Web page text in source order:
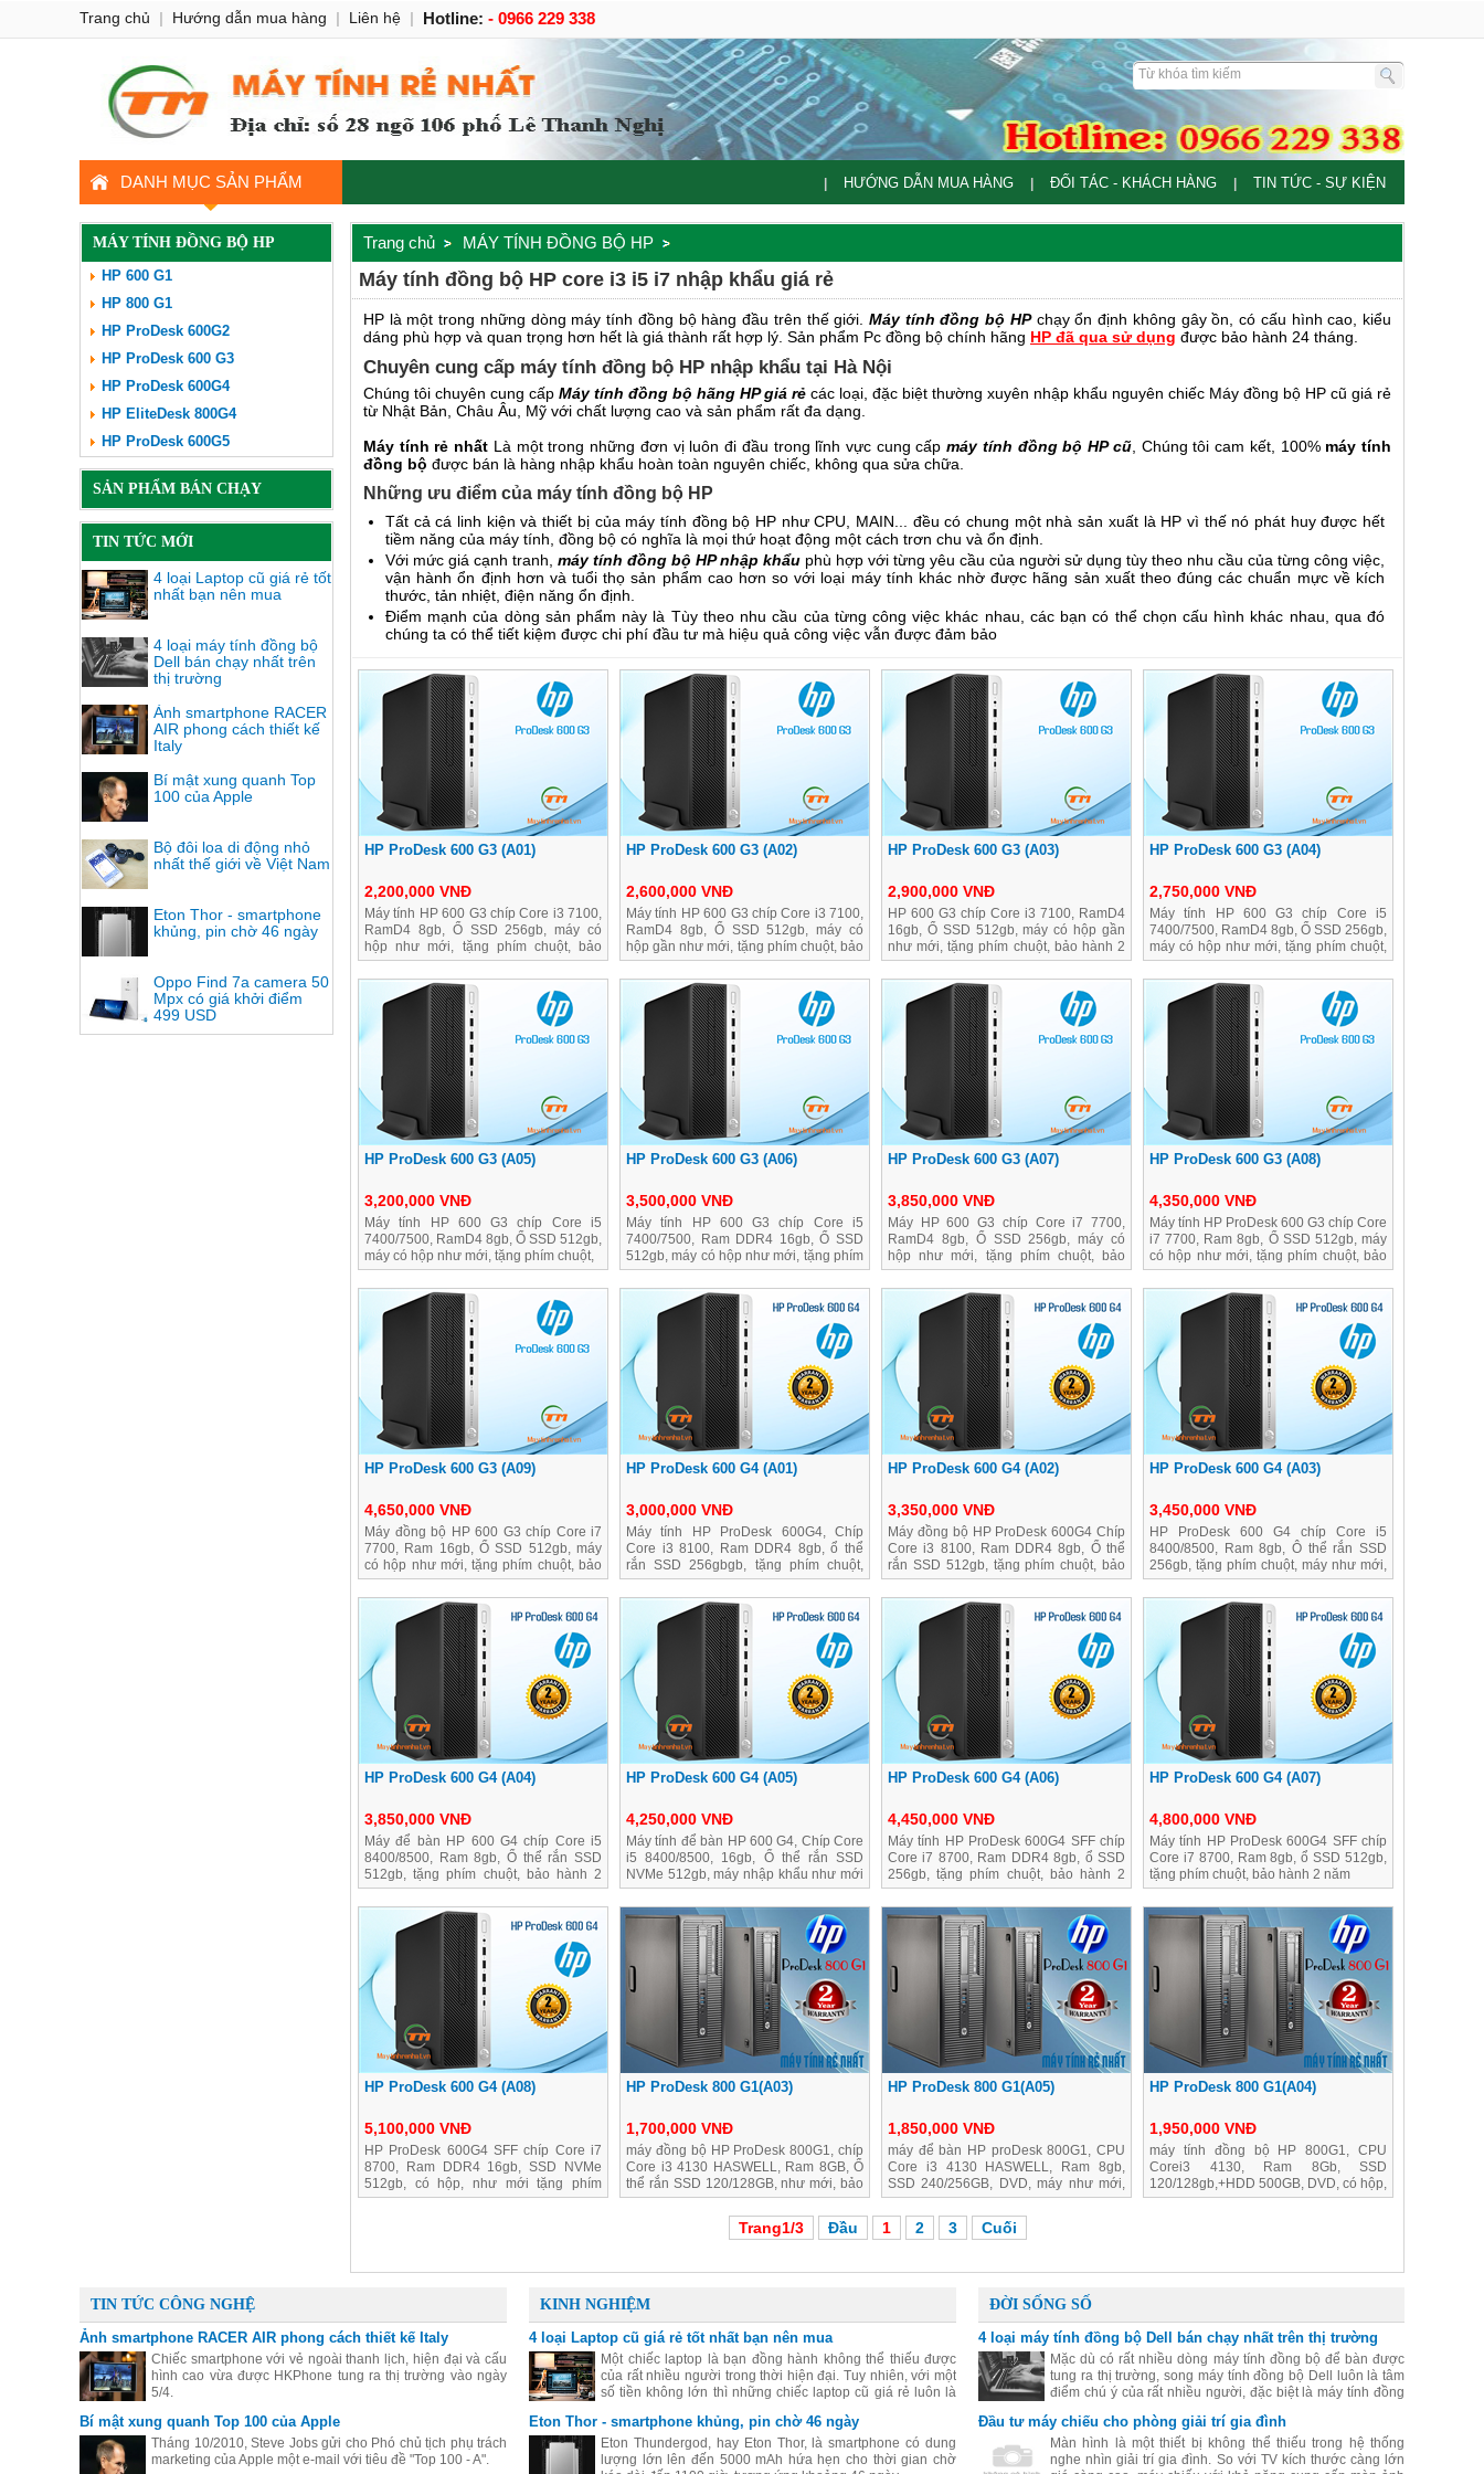
DANH MỤC SẢN PHẨM HƯỚNG DẪN MUA HÀNG ĐỐI TÁC - KHÁCH HÀNG TIN TỨC - SỰ KIỆN
MÁY TÍNH ĐỒNG BỘ HP
HP 600 G1
HP 800 G1
HP ProDesk 600G2
HP ProDesk 600 G3
HP ProDesk 600G4
HP EliteDesk 800G4
HP ProDesk 600G5
SẢN PHẨM BÁN CHẠY
TIN TỨC MỚI
4 loại Laptop cũ giá rẻ tốt
nhất bạn nên mua
4 loại máy tính đồng bộ
Dell bán chạy nhất trên
thị trường
Ảnh smartphone RACER
AIR phong cách thiết kế
Italy
Bí mật xung quanh Top
100 của Apple
Bộ đôi loa di động nhỏ
nhất thế giới về Việt Nam
Eton Thor - smartphone
khủng, pin chờ 46 ngày
Oppo Find 7a camera 50
Mpx có giá khởi điểm
499 USD
Trang chủ MÁY TÍNH ĐỒNG BỘ HP
Máy tính đồng bộ HP core i3 i5 i7 nhập khẩu giá rẻ
HP là một trong những dòng máy tính đồng bộ hàng đầu trên thế giới. Máy tính đồng bộ HPchạy ổn định không gây ồn, có cấu hình cao, kiểu
dáng phù hợp và quan trọng hơn hết là giá thành rất hợp lý. Sản phẩm Pc đồng bộ chính hãng HP đã qua sử dụng được bảo hành 24 tháng.
Chuyên cung cấp máy tính đồng bộ HP nhập khẩu tại Hà Nội
Chúng tôi chuyên cung cấp Máy tính đồng bộ hãng HP giá rẻ các loại, đặc biệt thường xuyên nhập khẩu nguyên chiếc Máy đồng bộ HP cũ giá rẻ
từ Nhật Bản, Châu Âu, Mỹ với chất lượng cao và sản phẩm rất đa dạng.
Máy tính rẻ nhất Là một trong những đơn vị luôn đi đầu trong lĩnh vực cung cấpmáy tính đồng bộ HP cũ, Chúng tôi cam kết, 100% máy tính
đồng bộ được bán là hàng nhập khẩu hoàn toàn nguyên chiếc, không qua sửa chữa.
Những ưu điểm của máy tính đồng bộ HP
Tất cả cá linh kiện và thiết bị của máy tính đồng bộ HP như CPU, MAIN... đều có chung một nhà sản xuất là HP vì thế nó phát huy được hết
tiềm năng của máy tính, đồng bộ có nghĩa là mọi thứ hoạt động một cách trơn chu và ổn định.
Với mức giá cạnh tranh, máy tính đồng bộ HP nhập khẩu phù hợp với từng yêu cầu của người sử dụng tùy theo nhu cầu của từng công việc,
vận hành ổn định hơn và tuổi thọ sản phẩm cao hơn so với loại máy tính khác nhờ được hãng sản xuất theo đúng các chuẩn mực về kích
thước, tản nhiệt, điện năng ổn định.
Điểm mạnh của dòng sản phẩm này là Tùy theo nhu cầu của từng công việc khác nhau, các bạn có thể chọn cấu hình khác nhau, qua đó
chúng ta có thể tiết kiệm được chi phí đầu tư mà hiệu quả công việc vẫn được đảm bảo
HP ProDesk 600 G3 (A01)
2,200,000 VNĐ
Máy tính HP 600 G3 chíp Core i3 7100,
RamD4 8gb, Ổ SSD 256gb, máy có
hộp như mới, tặng phím chuột, bảo
hành 2 năm
HP ProDesk 600 G3 (A02)
2,600,000 VNĐ
Máy tính HP 600 G3 chíp Core i3 7100,
RamD4 8gb, Ổ SSD 512gb, máy có
hộp gần như mới, tặng phím chuột, bảo
hành 2 năm
HP ProDesk 600 G3 (A03)
2,900,000 VNĐ
HP 600 G3 chíp Core i3 7100, RamD4
16gb, Ổ SSD 512gb, máy có hộp gần
như mới, tặng phím chuột, bảo hành 2
năm 1 đổi 1
HP ProDesk 600 G3 (A04)
2,750,000 VNĐ
Máy tính HP 600 G3 chíp Core i5
7400/7500, RamD4 8gb, Ổ SSD 256gb,
máy có hộp như mới, tặng phím chuột,
bảo hành
HP ProDesk 600 G3 (A05)
3,200,000 VNĐ
Máy tính HP 600 G3 chíp Core i5
7400/7500, RamD4 8gb, Ổ SSD 512gb,
máy có hộp như mới, tặng phím chuột,
HP ProDesk 600 G3 (A06)
3,500,000 VNĐ
Máy tính HP 600 G3 chíp Core i5
7400/7500, Ram DDR4 16gb, Ổ SSD
512gb, máy có hộp như mới, tặng phím
chuột,
HP ProDesk 600 G3 (A07)
3,850,000 VNĐ
Máy HP 600 G3 chíp Core i7 7700,
RamD4 8gb, Ổ SSD 256gb, máy có
hộp như mới, tặng phím chuột, bảo
hành dài
HP ProDesk 600 G3 (A08)
4,350,000 VNĐ
Máy tính HP ProDesk 600 G3 chíp Core
i7 7700, Ram 8gb, Ổ SSD 512gb, máy
có hộp như mới, tặng phím chuột, bảo
hành dài
HP ProDesk 600 G3 (A09)
4,650,000 VNĐ
Máy đồng bộ HP 600 G3 chíp Core i7
7700, Ram 16gb, Ổ SSD 512gb, máy
có hộp như mới, tặng phím chuột, bảo
hành dài
HP ProDesk 600 G4 (A01)
3,000,000 VNĐ
Máy tính HP ProDesk 600G4, Chíp
Core i3 8100, Ram DDR4 8gb, ổ thể
rắn SSD 256gbgb, tặng phím chuột,
bảo hành 2 năm
HP ProDesk 600 G4 (A02)
3,350,000 VNĐ
Máy đồng bộ HP ProDesk 600G4 Chíp
Core i3 8100, Ram DDR4 8gb, Ổ thể
rắn SSD 512gb, tặng phím chuột, bảo
hành 2 năm
HP ProDesk 600 G4 (A03)
3,450,000 VNĐ
HP ProDesk 600 G4 chíp Core i5
8400/8500, Ram 8gb, Ô thể rắn SSD
256gb, tặng phím chuột, máy như mới,
bảo hành 2 năm
HP ProDesk 600 G4 (A04)
3,850,000 VNĐ
Máy để bàn HP 600 G4 chíp Core i5
8400/8500, Ram 8gb, Ổ thể rắn SSD
512gb, tặng phím chuột, bảo hành 2
năm 1 đổi 1
HP ProDesk 600 G4 (A05)
4,250,000 VNĐ
Máy tính để bàn HP 600 G4, Chíp Core
i5 8400/8500, 16gb, Ổ thể rắn SSD
NVMe 512gb, máy nhập khẩu như mới
có hộp bảo hành
HP ProDesk 600 G4 (A06)
4,450,000 VNĐ
Máy tính HP ProDesk 600G4 SFF chíp
Core i7 8700, Ram DDR4 8gb, ổ SSD
256gb, tặng phím chuột, bảo hành 2
năm
HP ProDesk 600 G4 (A07)
4,800,000 VNĐ
Máy tính HP ProDesk 600G4 SFF chíp
Core i7 8700, Ram 8gb, ổ SSD 512gb,
tặng phím chuột, bảo hành 2 năm
HP ProDesk 600 G4 (A08)
5,100,000 VNĐ
HP ProDesk 600G4 SFF chíp Core i7
8700, Ram DDR4 16gb, SSD NVMe
512gb, có hộp, như mới tặng phím
chuột, bảo hành 2
HP ProDesk 800 G1(A03)
1,700,000 VNĐ
máy đồng bộ HP ProDesk 800G1, chíp
Core i3 4130 HASWELL, Ram 8GB, Ổ
thể rắn SSD 120/128GB, như mới, bảo
hành 2 năm
HP ProDesk 800 G1(A05)
1,850,000 VNĐ
máy để bàn HP proDesk 800G1, CPU
Core i3 4130 HASWELL, Ram 8gb,
SSD 240/256GB, DVD, máy như mới,
bảo hành 2 năm
HP ProDesk 800 G1(A04)
1,950,000 VNĐ
máy tính đồng bộ HP 800G1, CPU
Corei3 4130, Ram 8Gb, SSD
120/128gb,+HDD 500GB, DVD, có hộp,
như mới, bảo hành 2 năm
Trang1/3 Đầu 1 2 3 Cuối
TIN TỨC CÔNG NGHỆ
Ảnh smartphone RACER AIR phong cách thiết kế Italy
Chiếc smartphone với vẻ ngoài thanh lịch, hiện đại và cấu
hình cao vừa được HKPhone tung ra thị trường vào ngày
5/4.
Bí mật xung quanh Top 100 của Apple
Tháng 10/2010, Steve Jobs gửi cho Phó chủ tịch phụ trách
marketing của Apple một e-mail với tiêu đề "Top 100 - A".
KINH NGHIỆM
4 loại Laptop cũ giá rẻ tốt nhất bạn nên mua
Một chiếc laptop là bạn đồng hành không thể thiếu được
của rất nhiều người trong thời hiện đại. Tuy nhiên, với một
số tiền không lớn thì những chiếc laptop cũ giá rẻ luôn là
Eton Thor - smartphone khủng, pin chờ 46 ngày
Eton Thundergod, hay Eton Thor, là smartphone có dung
lượng lớn lên đến 5000 mAh hứa hẹn cho thời gian chờ
ĐỜI SỐNG SỐ
4 loại máy tính đồng bộ Dell bán chạy nhất trên thị trường
Mặc dù có rất nhiều dòng máy tính đồng bộ để bàn được
tung ra thị trường, song máy tính đồng bộ Dell luôn là tâm
điểm chú ý của rất nhiều người, đặc biệt là máy tính đồng
một số máy đồng bộ Dell được yêu thích nhất hiện nay.
Đầu tư máy chiếu cho phòng giải trí gia đình
Màn hình là một thiết bị không thể thiếu trong hệ thống
nghe nhìn giải trí gia đình. So với TV kích thước càng lớn
Trang chủ | Hướng dẫn mua hàng | Liên hệ | Hotline: - 0966 229 338